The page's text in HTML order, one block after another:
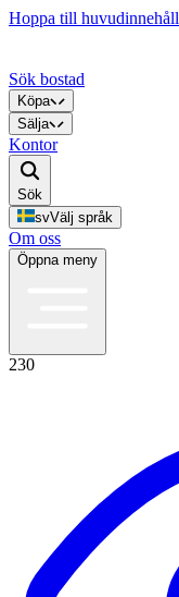
Hoppa till huvudinnehåll
Sök bostad
Köpa
Sälja
Kontor
Sök
svVälj språk
Om oss
Öppna meny
230